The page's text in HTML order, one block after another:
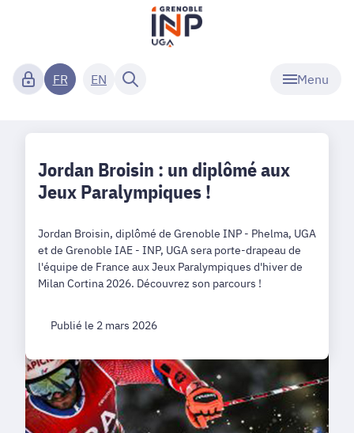
Menu
FR EN
Jordan Broisin : un diplômé aux
Jeux Paralympiques !
Jordan Broisin, diplômé de Grenoble INP - Phelma, UGA
et de Grenoble IAE - INP, UGA sera porte-drapeau de
l'équipe de France aux Jeux Paralympiques d'hiver de
Milan Cortina 2026. Découvrez son parcours !
Publié le 2 mars 2026